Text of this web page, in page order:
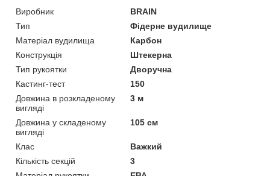
Виробник
BRAIN
Тип
Фідерне вудилище
Матеріал вудилища
Карбон
Конструкція
Штекерна
Тип рукоятки
Дворучна
Кастинг-тест
150
Довжина в розкладеному
вигляді
3 м
Довжина у складеному
вигляді
105 см
Клас
Важкий
Кількість секцій
3